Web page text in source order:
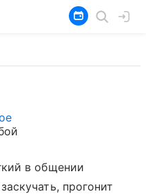
в общении
прогонит